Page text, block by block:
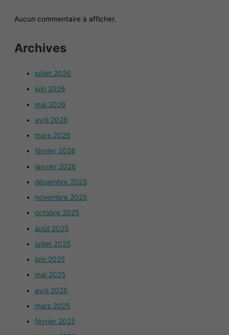
Aucun commentaire à afficher.
Archives
juillet 2026
juin 2026
mai 2026
avril 2026
mars 2026
février 2026
janvier 2026
décembre 2025
novembre 2025
octobre 2025
août 2025
juillet 2025
juin 2025
mai 2025
avril 2025
mars 2025
février 2025